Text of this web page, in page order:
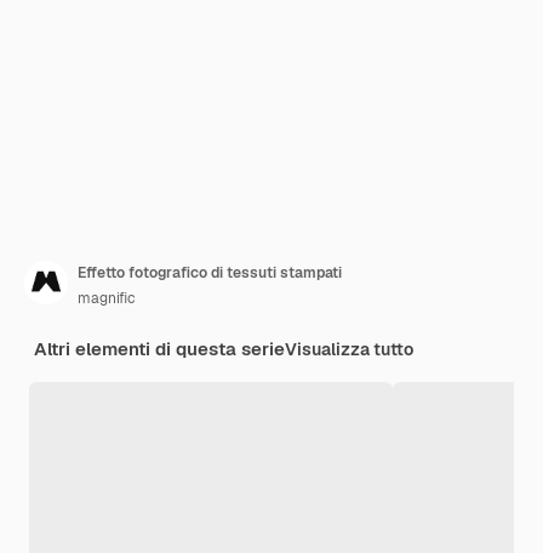
Effetto fotografico di tessuti stampati
magnific
Altri elementi di questa serieVisualizza tutto